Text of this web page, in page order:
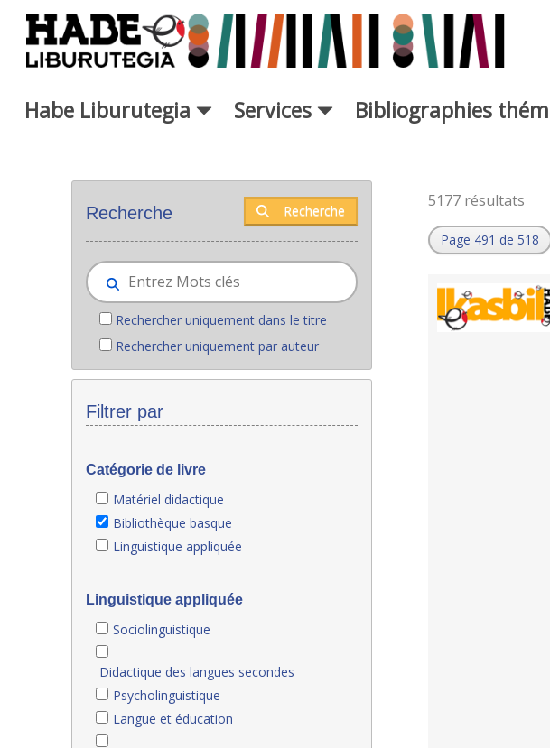
Saut au contenu principal
Habe Liburutegia Services Bibliographies
Recherche Recherche
Rechercher uniquement dans le titre
Rechercher uniquement par auteur
Filtrer par
Catégorie de livre
Matériel didactique
Bibliothèque basque
Linguistique appliquée
Linguistique appliquée
Sociolinguistique
Didactique des langues secondes
Psycholinguistique
Langue et éducation
5177 résultats
Page 491 de 518